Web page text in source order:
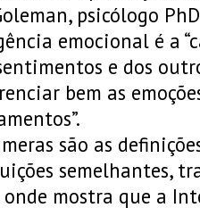
psicólogo
emocional é a
e dos
bem as
são as
semelhantes,
onde mostra que a